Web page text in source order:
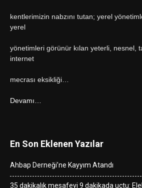
kentlerimizin nabzını tutan; yerel
yerel
yönetimleri görünür kılan yeterli, nesnel,
internet
mecrası eksikliği…
Devamı…
En Son Eklenen Yazılar
Ahbap Derneği’ne Kayyım Atandı
35 dakikalık mesafeyi 9 dakikada uçtu: